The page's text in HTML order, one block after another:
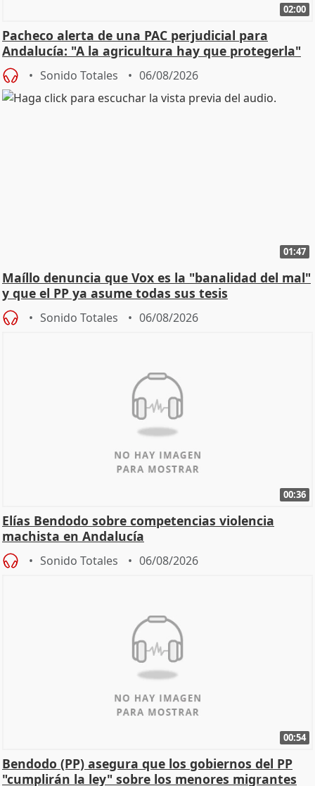
02:00
Pacheco alerta de una PAC perjudicial para
Andalucía: "A la agricultura hay que protegerla"
Sonido Totales 06/08/2026
01:47
Maíllo denuncia que Vox es la "banalidad del mal"
y que el PP ya asume todas sus tesis
Sonido Totales 06/08/2026
00:36
Elías Bendodo sobre competencias violencia
machista en Andalucía
Sonido Totales 06/08/2026
00:54
Bendodo (PP) asegura que los gobiernos del PP
"cumplirán la ley" sobre los menores migrantes